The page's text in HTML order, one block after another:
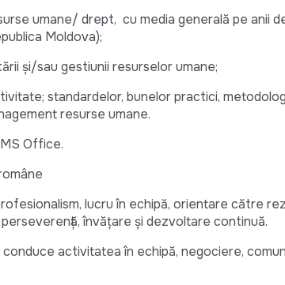
umane/ drept, cu media generală pe anii
Moldova);
și/sau gestiunii resurselor umane;
standardelor, bunelor practici,
resurse umane.
Office.
lucru în echipă, orientare către
învățare și dezvoltare continuă.
activitatea în echipă, negociere,